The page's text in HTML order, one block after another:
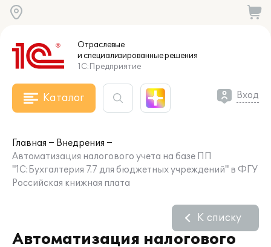
Отраслевые
и специализированныерешения
1С:Предприятие
Каталог Вход
Главная
Внедрения
Автоматизация налогового учета на базе ПП
"1С:Бухгалтерия 7.7 для бюджетных учреждений" в ФГУ
Российская книжная плата
Автоматизация налогового
К списку